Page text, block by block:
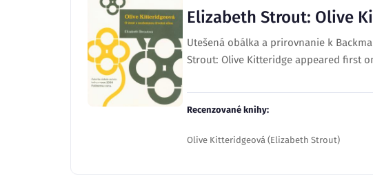
Elizabeth Strout: Olive
Utešená obálka a prirovnanie k
Strout: Olive Kitteridge appeared first
Recenzované knihy:
Olive Kitteridgeová (Elizabeth Strout)